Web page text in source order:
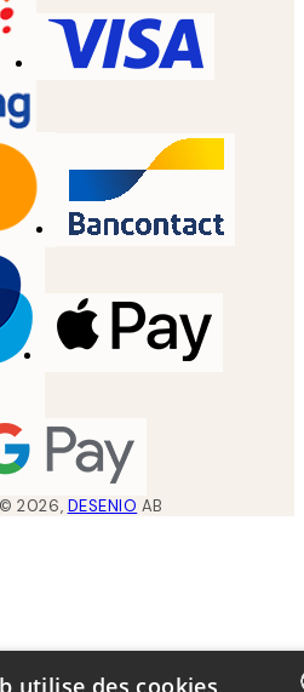
©2026, DESENIO AB
utilise des cookies